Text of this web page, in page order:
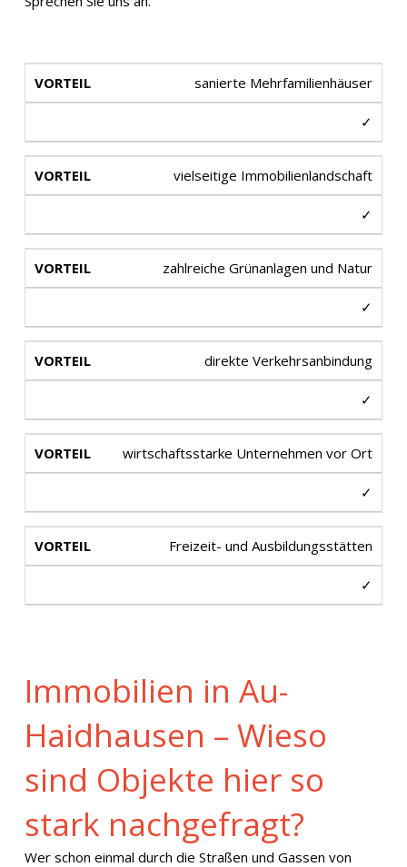
sanierte Mehrfamilienhäuser
✓
vielseitige Immobilienlandschaft
✓
zahlreiche Grünanlagen und Natur
✓
direkte Verkehrsanbindung
✓
wirtschaftsstarke Unternehmen vor Ort
✓
Freizeit- und Ausbildungsstätten
✓
Immobilien in Au-
Haidhausen – Wieso
sind Objekte hier so
stark nachgefragt?
Wer schon einmal durch die Straßen und Gassen von